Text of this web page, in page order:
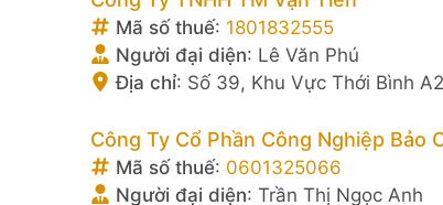
Mã số thuế: 1801832555
Người đại diện: Lê Văn Phú
Địa chỉ: Số 39, Khu Vực Thới Bình
Công Ty Cổ Phần Công Nghiệp Bảo
Mã số thuế: 0601325066
Người đại diện: Trần Thị Ngọc Anh